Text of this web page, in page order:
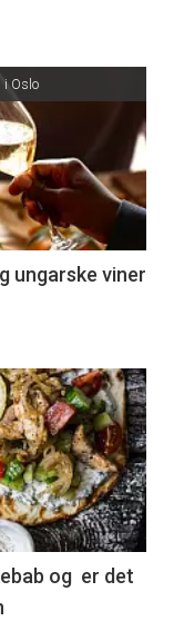
Oslo
ungarske viner
og er det